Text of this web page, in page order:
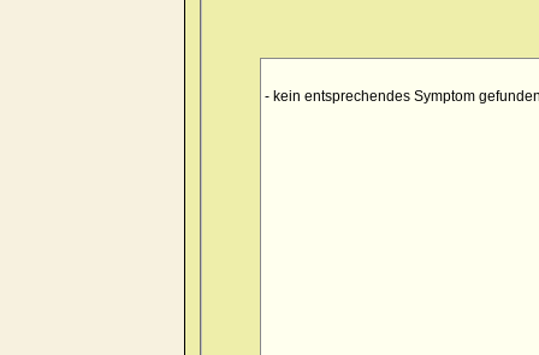
- kein entsprechendes Symptom